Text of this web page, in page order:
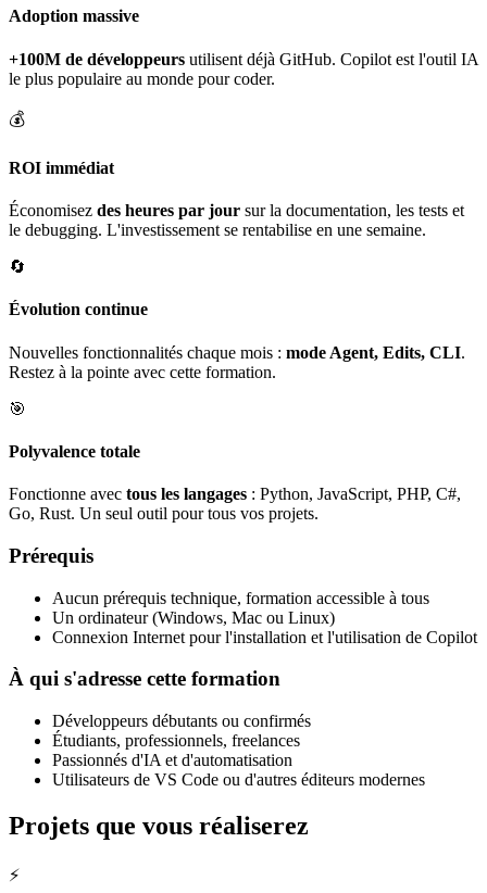
Adoption massive
+100M de développeurs utilisent déjà GitHub. Copilot est l'outil IA
le plus populaire au monde pour coder.
💰
ROI immédiat
Économisez des heures par jour sur la documentation, les tests et
le debugging. L'investissement se rentabilise en une semaine.
🔄
Évolution continue
Nouvelles fonctionnalités chaque mois : mode Agent, Edits, CLI.
Restez à la pointe avec cette formation.
🎯
Polyvalence totale
Fonctionne avec tous les langages : Python, JavaScript, PHP, C#,
Go, Rust. Un seul outil pour tous vos projets.
Prérequis
Aucun prérequis technique, formation accessible à tous
Un ordinateur (Windows, Mac ou Linux)
Connexion Internet pour l'installation et l'utilisation de Copilot
À qui s'adresse cette formation
Développeurs débutants ou confirmés
Étudiants, professionnels, freelances
Passionnés d'IA et d'automatisation
Utilisateurs de VS Code ou d'autres éditeurs modernes
Projets que vous réaliserez
⚡